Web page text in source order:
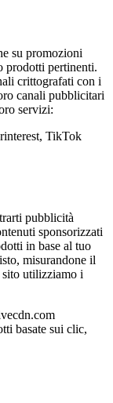
su promozioni
prodotti pertinenti.
crittografati con i
canali pubblicitari
servizi:
TikTok
pubblicità
sponsorizzati
in base al tuo
misurandone il
sito utilizziamo i
basate sui clic,